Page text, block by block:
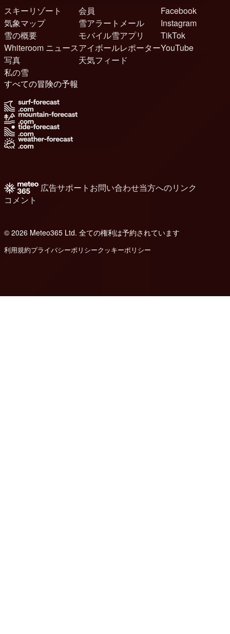
スキーリゾート
気象マップ
雪の概要
Whiteroom ニュース
写真
私の雪
会員
雪アラートメール
モバイル雪アプリ
アイボールレポーター
天気フィード
Facebook
Instagram
TikTok
YouTube
すべての冒険の予報
広告サポート お問い合わせ当方へのリンク
コメント
© 2026 Meteo365 Ltd. 全ての権利は予約されています
利用規約プライバシーポリシークッキーポリシー